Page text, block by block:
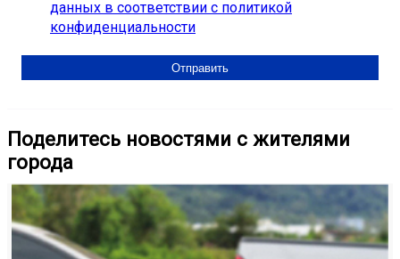
данных в соответствии с политикой
конфиденциальности
Поделитесь новостями с жителями
города